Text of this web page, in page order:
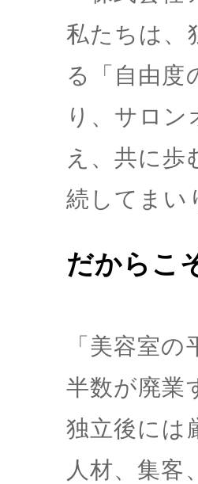
私たちは、
る「自由度
り、サロ
え、共に歩
続してまい
だからこ
「美容室
半数が廃業
独立後には
人材、集客